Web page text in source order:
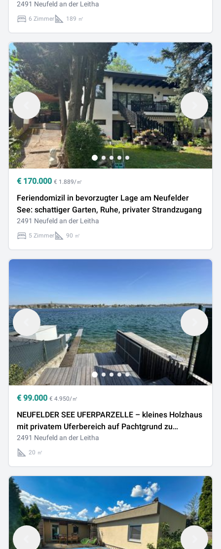
2491 Neufeld an der Leitha
6 Zimmer 189 ㎡
€ 170.000 € 1.889/㎡
Feriendomizil in bevorzugter Lage am Neufelder
See: schattiger Garten, Ruhe, privater Strandzugang
2491 Neufeld an der Leitha
5 Zimmer 90 ㎡
€ 99.000 € 4.950/㎡
NEUFELDER SEE UFERPARZELLE – kleines Holzhaus
mit privatem Uferbereich auf Pachtgrund zu
verkaufen
2491 Neufeld an der Leitha
20 ㎡